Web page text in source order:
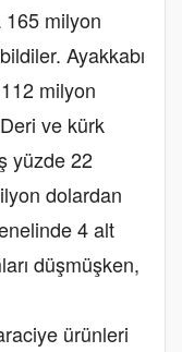
165 milyon
Ayakkabı
112 milyon
ve kürk
yüzde 22
dolardan
4 alt
düşmüşken,
ürünleri